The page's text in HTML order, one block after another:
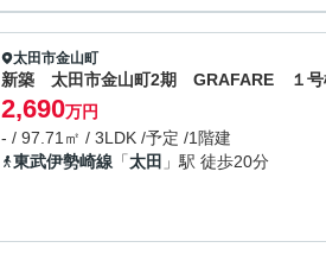
太田市金山町
新築 太田市金山町2期 GRAFARE １号
2,690万円
- / 97.71㎡ / 3LDK /予定 /1階建
東武伊勢崎線 「太田 」駅 徒歩20分